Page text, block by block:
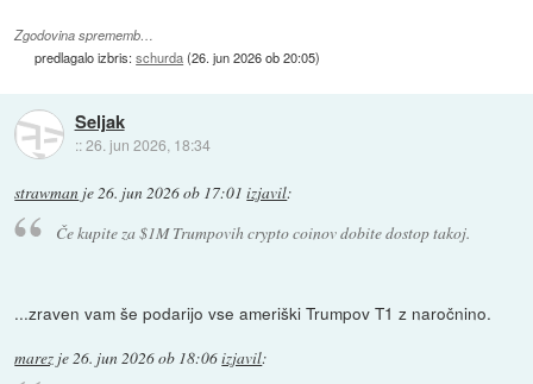
Zgodovina sprememb…
predlagalo izbris:schurda(26. jun 2026 ob 20:05)
Seljak
::26. jun 2026, 18:34
strawman je26. jun 2026 ob 17:01 izjavil:
Če kupite za $1M Trumpovih crypto coinov dobite dostop takoj.
...zraven vam še podarijo vse ameriški Trumpov T1 z naročnino.
marez je 26. jun 2026 ob 18:06izjavil: